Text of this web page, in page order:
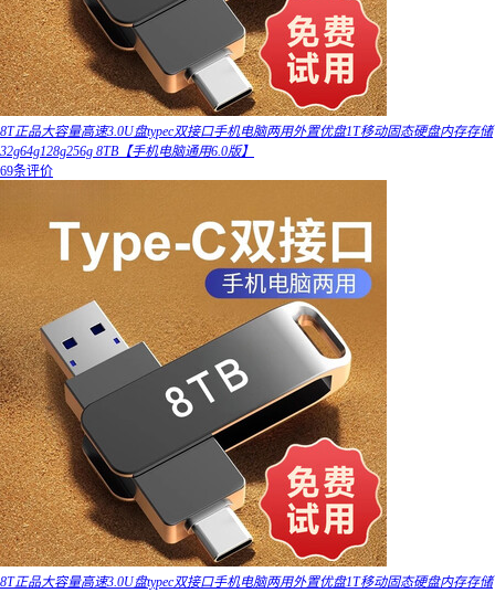
8T正品大容量高速3.0U盘typec双接口手机电脑两用外置优盘1T移动固态硬盘内存存储
32g64g128g256g 8TB【手机电脑通用6.0版】
69条评价
8T正品大容量高速3.0U盘typec双接口手机电脑两用外置优盘1T移动固态硬盘内存存储